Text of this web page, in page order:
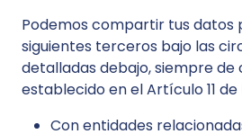
Podemos compartir tus datos
siguientes terceros bajo las
detalladas debajo, siempre
establecido en el Artículo 11 de
Con entidades